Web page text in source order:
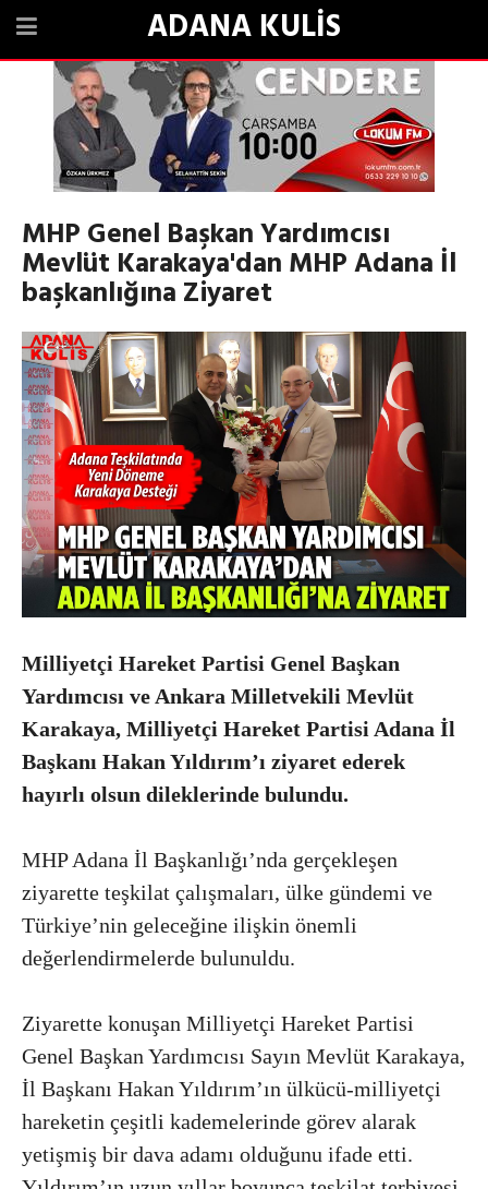
ADANA KULİS
MHP Genel Başkan Yardımcısı
Mevlüt Karakaya'dan MHP Adana İl
başkanlığına Ziyaret
Milliyetçi Hareket Partisi Genel Başkan
Yardımcısı ve Ankara Milletvekili Mevlüt
Karakaya, Milliyetçi Hareket Partisi Adana İl
Başkanı Hakan Yıldırım’ı ziyaret ederek
hayırlı olsun dileklerinde bulundu.
MHP Adana İl Başkanlığı’nda gerçekleşen
ziyarette teşkilat çalışmaları, ülke gündemi ve
Türkiye’nin geleceğine ilişkin önemli
değerlendirmelerde bulunuldu.
Ziyarette konuşan Milliyetçi Hareket Partisi
Genel Başkan Yardımcısı Sayın Mevlüt Karakaya,
İl Başkanı Hakan Yıldırım’ın ülkücü-milliyetçi
hareketin çeşitli kademelerinde görev alarak
yetişmiş bir dava adamı olduğunu ifade etti.